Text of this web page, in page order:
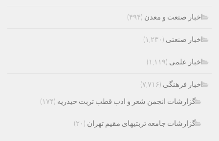
اخبار صنعت و معدن (۴۹۴)
اخبار صنعتی (۱,۲۳۰)
اخبار علمی (۱,۱۱۹)
اخبار فرهنگی (۷,۷۱۶)
گزارشات انجمن شعر و ادب قطب تربت حیدریه (۱۷۴)
گزارشات جامعه تربتیهای مقیم تهران (۲۰)